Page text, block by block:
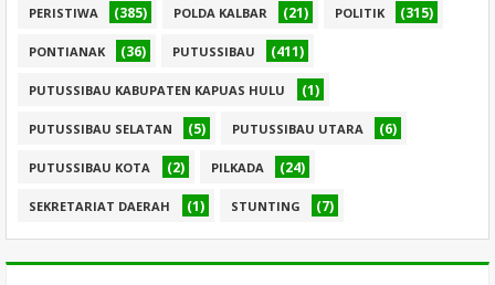
PERISTIWA (385) POLDA KALBAR (21) POLITIK (315)
PONTIANAK (36) PUTUSSIBAU (411)
PUTUSSIBAU KABUPATEN KAPUAS HULU (1)
PUTUSSIBAU SELATAN (5) PUTUSSIBAU UTARA (6)
PUTUSSIBAU KOTA (2) PILKADA (24)
SEKRETARIAT DAERAH (1) STUNTING (7)